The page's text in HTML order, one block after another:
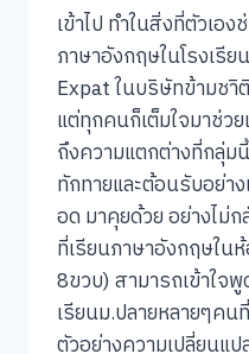
เข้าไป ทำในสิ่งที่ตัวเอ
ภาษาอังกฤษในโรงเรี
Expat ในบริษัทข้ามชาิ
แต่ทุกคนก็เต็มใจมาช่ว
ถึงความแตกต่างที่กลุ่ม
ทักทายและต้อนรับอย่าง
อด มาคุยด้วย อย่างไม่
ที่เรียนภาษาอังกฤษใน
8ขวบ) สามารถเข้าใจ
เรียนม.ปลายหลายๆค
ตัวอย่างความเปลี่ยนแ